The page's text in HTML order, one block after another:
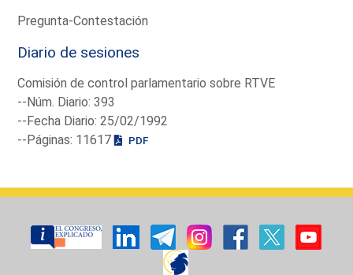
Pregunta-Contestación
Diario de sesiones
Comisión de control parlamentario sobre RTVE
--Núm. Diario: 393
--Fecha Diario: 25/02/1992
--Páginas: 11617
PDF